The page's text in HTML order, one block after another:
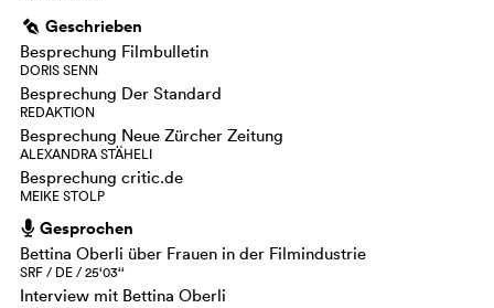
g Geschrieben
Besprechung Filmbulletin
DORIS SENN
Besprechung Der Standard
REDAKTION
Besprechung Neue Zürcher Zeitung
ALEXANDRA STÄHELI
Besprechung critic.de
MEIKE STOLP
h Gesprochen
Bettina Oberli über Frauen in der Filmindustrie
SRF / DE / 25‘03‘‘
Interview mit Bettina Oberli